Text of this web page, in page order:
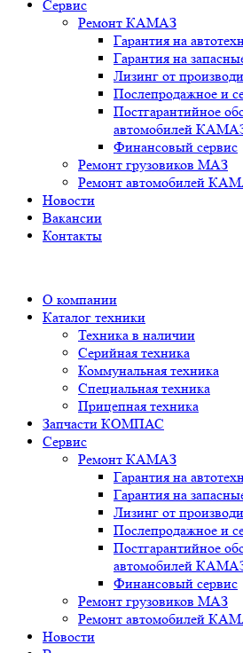
Сервис
Ремонт КАМАЗ
Гарантия на
Гарантия на
Лизинг от
Послепродажное и
Постгарантийное
автомобилей
Финансовый сервис
Ремонт грузовиков МАЗ
Ремонт автомобилей
Новости
Вакансии
Контакты
О компании
Каталог техники
Техника в наличии
Серийная техника
Коммунальная техника
Специальная техника
Прицепная техника
Запчасти КОМПАС
Сервис
Ремонт КАМАЗ
Гарантия на
Гарантия на
Лизинг от
Послепродажное и
Постгарантийное
автомобилей
Финансовый сервис
Ремонт грузовиков МАЗ
Ремонт автомобилей
Новости